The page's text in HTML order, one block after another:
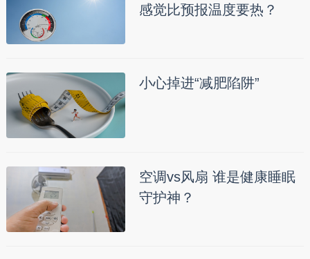
感觉比预报温度要热？
小心掉进“减肥陷阱”
空调vs风扇 谁是健康睡眠
守护神？